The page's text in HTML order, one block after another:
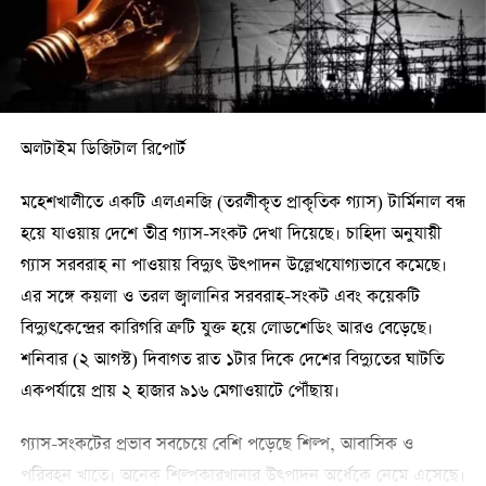
শুল্ক-কর কমতে পারে। নতুন বাজেটে শুল্কায়ন মূল্য কমানোয় এ পণ্য
আমদানিতে সরকারের রাজস্ব আয় প্রায় এক কোটি টাকা কমতে পারে।
ত্বকের ক্রিমের ন্যূনতম শুল্কায়ন মূল্য ২০ ডলার থেকে কমিয়ে ১৪ ডলার
পারে। সম্ভাব্য রাজস্ব আয় কমতে পারে প্রায় ৭৫ কোটি টাকা।
রেল ও মেট্রোরেলে প্রবীণরা পাচ্ছেন যে সুবিধা
ময়েশ্চার লোশন ও চার ধরনের ফেসওয়াশের ক্ষেত্রে ন্যূনতম শুল্কায়ন
মূল্য ১০ ডলার থেকে কমিয়ে ৭ ডলার নির্ধারণ করা হয়েছে। এতে
কেজিপ্রতি প্রায় ৬১৩ টাকা শুল্ক-কর কমতে পারে। আর তাতে এসব পণ্য
আমদানি খাতে রাজস্ব আয় কমতে পারে প্রায় ৫০ কোটি টাকা।
হবে না। পণ্যের মান, ব্র্যান্ড ও ঘোষিত মূল্যের ভিত্তিতে এর চেয়ে বেশি
মূল্যে শুল্কায়ন হতে পারে। সে ক্ষেত্রে সম্ভাব্য রাজস্ব ঘাটতিও কমে
অলটাইম ডিজিটাল রিপোর্ট
মহেশখালীতে একটি এলএনজি (তরলীকৃত প্রাকৃতিক গ্যাস) টার্মিনাল বন্ধ
হয়ে যাওয়ায় দেশে তীব্র গ্যাস-সংকট দেখা দিয়েছে। চাহিদা অনুযায়ী
গ্যাস সরবরাহ না পাওয়ায় বিদ্যুৎ উৎপাদন উল্লেখযোগ্যভাবে কমেছে।
এর সঙ্গে কয়লা ও তরল জ্বালানির সরবরাহ-সংকট এবং কয়েকটি
বিদ্যুৎকেন্দ্রের কারিগরি ত্রুটি যুক্ত হয়ে লোডশেডিং আরও বেড়েছে।
শনিবার (২ আগস্ট) দিবাগত রাত ১টার দিকে দেশের বিদ্যুতের ঘাটতি
একপর্যায়ে প্রায় ২ হাজার ৯১৬ মেগাওয়াটে পৌঁছায়।
গ্যাস-সংকটের প্রভাব সবচেয়ে বেশি পড়েছে শিল্প, আবাসিক ও
পরিবহন খাতে। অনেক শিল্পকারখানার উৎপাদন অর্ধেকে নেমে এসেছে।